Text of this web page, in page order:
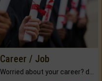
Career / Job
Worried about your career? don't know what is.